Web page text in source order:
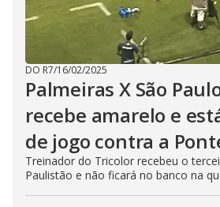
DO R7/16/02/2025
Palmeiras X São
recebe amarelo e
de jogo contra a
Treinador do Tricolor recebeu o
Paulistão e não ficará no banco na